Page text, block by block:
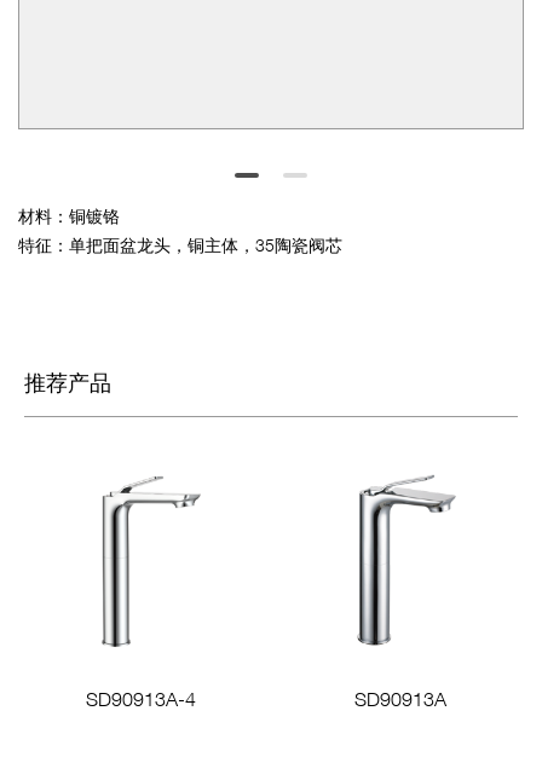
材料：铜镀铬
特征：单把面盆龙头，铜主体，35陶瓷阀芯
推荐产品
SD90913A-4 SD90913A